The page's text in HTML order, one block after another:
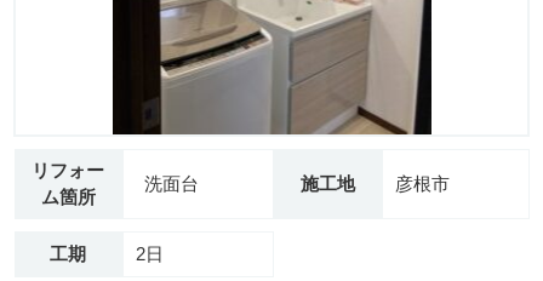
リフォー
ム箇所
洗面台 施工地 彦根市
工期 2日